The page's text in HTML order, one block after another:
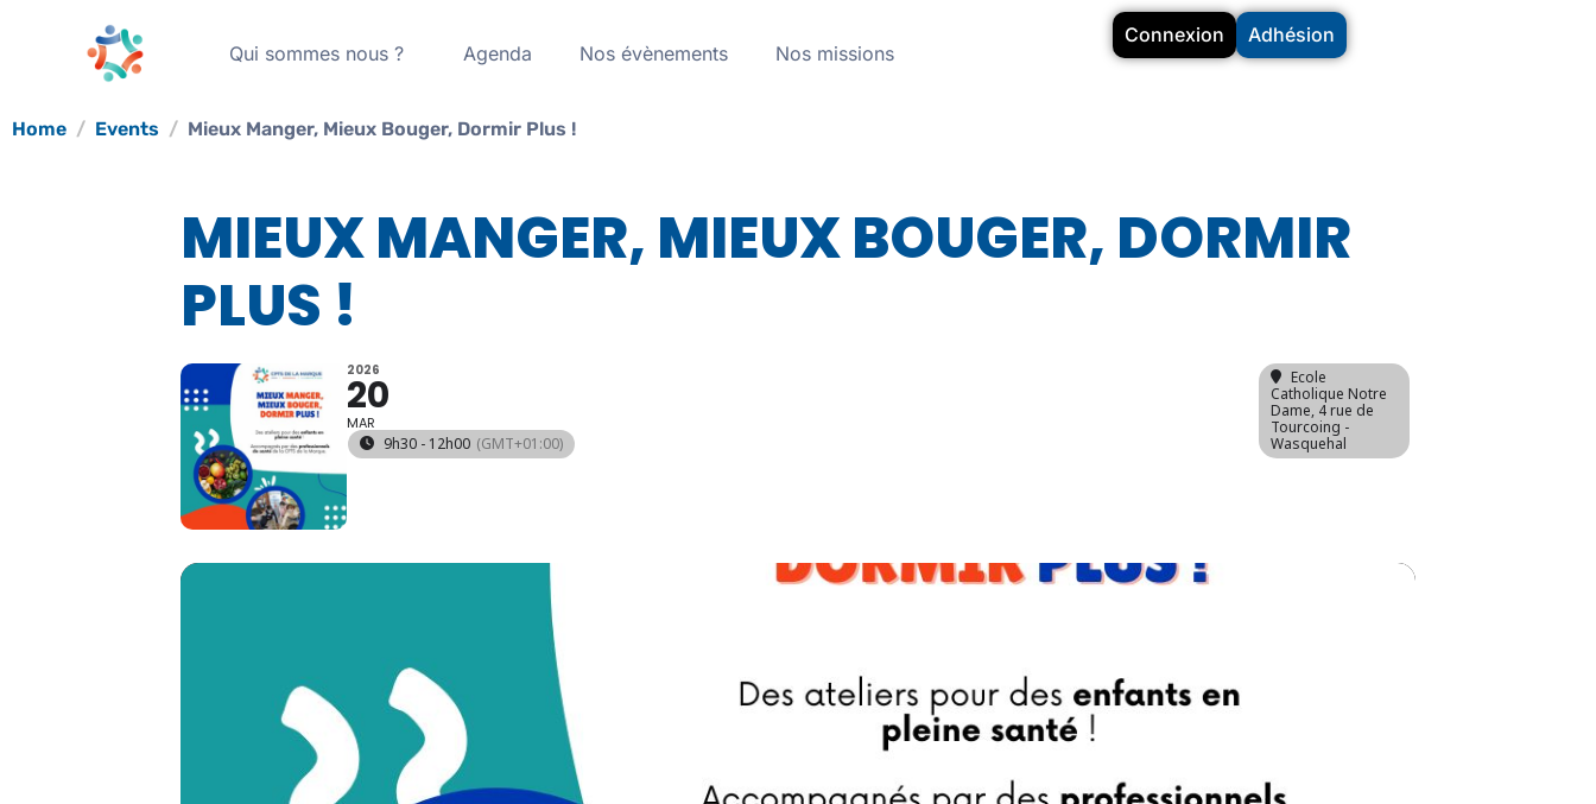
Qui sommes nous ? Agenda Nos évènements Nos missions
Connexion Adhésion
Home Events Mieux Manger, Mieux Bouger, Dormir Plus !
MIEUX MANGER, MIEUX BOUGER, DORMIR
PLUS !
2026
20
MAR
9h30 - 12h00 (GMT+01:00)
Ecole
Catholique Notre
Dame, 4 rue de
Tourcoing -
Wasquehal